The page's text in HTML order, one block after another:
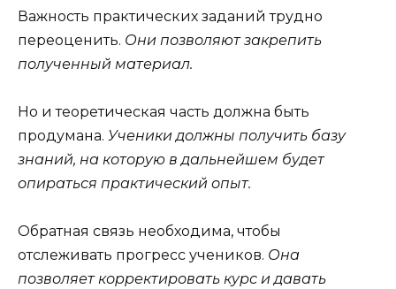
Важность практических заданий трудно
переоценить. Они позволяют закрепить
полученный материал.
Но и теоретическая часть должна быть
продумана. Ученики должны получить базу
знаний, на которую в дальнейшем будет
опираться практический опыт.
Обратная связь необходима, чтобы
отслеживать прогресс учеников. Она
позволяет корректировать курс и давать